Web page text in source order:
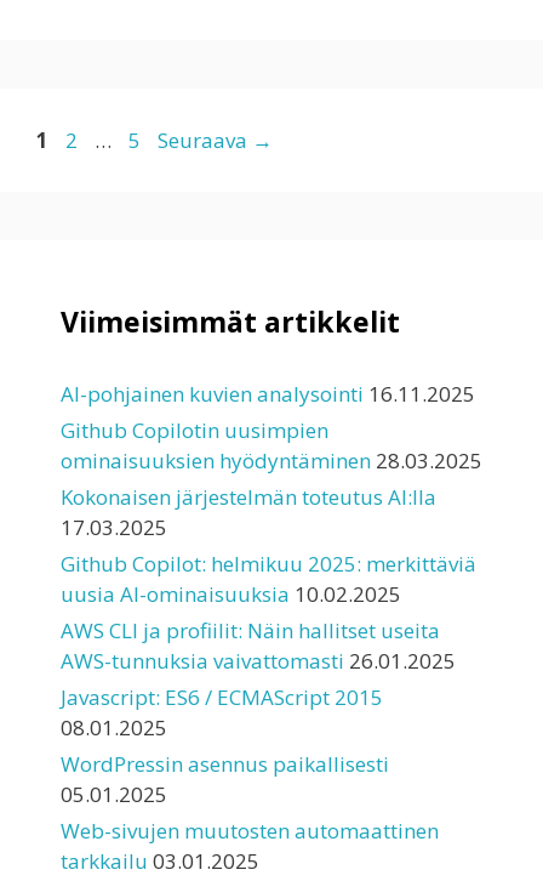
Sivu
1 Sivu
2 … Sivu
5 Seuraava →
Viimeisimmät artikkelit
AI-pohjainen kuvien analysointi 16.11.2025
Github Copilotin uusimpien
ominaisuuksien hyödyntäminen 28.03.2025
Kokonaisen järjestelmän toteutus AI:lla
17.03.2025
Github Copilot: helmikuu 2025: merkittäviä
uusia AI-ominaisuuksia 10.02.2025
AWS CLI ja profiilit: Näin hallitset useita
AWS-tunnuksia vaivattomasti 26.01.2025
Javascript: ES6 / ECMAScript 2015
08.01.2025
WordPressin asennus paikallisesti
05.01.2025
Web-sivujen muutosten automaattinen
tarkkailu 03.01.2025